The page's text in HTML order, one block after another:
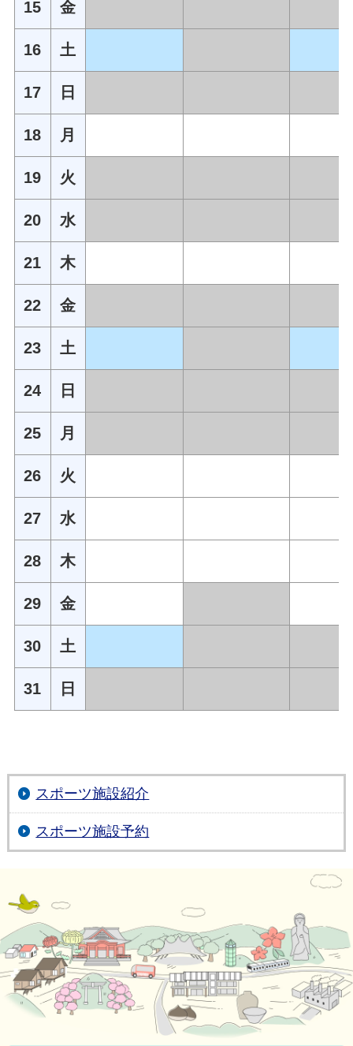
15 金
16 土
17 日
18 月
19 火
20 水
21 木
22 金
23 土
24 日
25 月
26 火
27 水
28 木
29 金
30 土
31 日
スポーツ施設紹介
スポーツ施設予約